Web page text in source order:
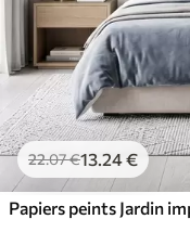
22.07€13.24€